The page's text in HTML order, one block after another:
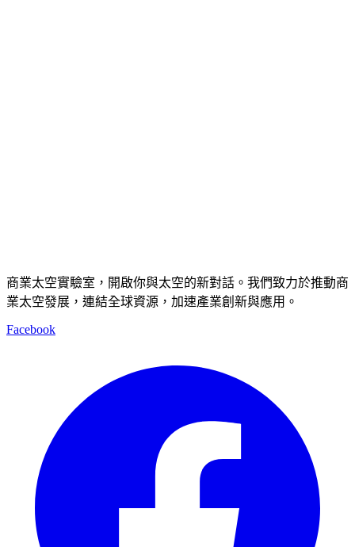
商業太空實驗室，開啟你與太空的新對話。我們致力於推動商
業太空發展，連結全球資源，加速產業創新與應用。
Facebook